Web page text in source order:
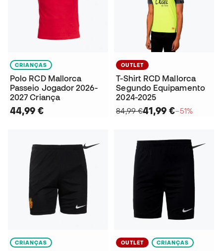
CRIANÇAS
Polo RCD Mallorca
Passeio Jogador 2026-
2027 Criança
44,99 €
OUTLET
T-Shirt RCD Mallorca
Segundo Equipamento
2024-2025
84,99 €41,99 €−51%
CRIANÇAS OUTLET CRIANÇAS